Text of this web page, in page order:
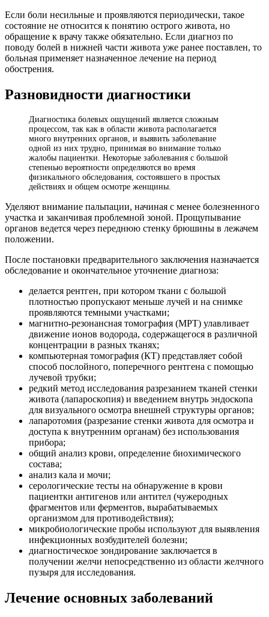
Если боли несильные и проявляются периодически, такое
состояние не относится к понятию острого живота, но
обращение к врачу также обязательно. Если диагноз по
поводу болей в нижней части живота уже ранее поставлен, то
больная применяет назначенное лечение на период
обострения.
Разновидности диагностики
Диагностика болевых ощущений является сложным
процессом, так как в области живота располагается
много внутренних органов, и выявить заболевание
одной из них трудно, принимая во внимание только
жалобы пациентки. Некоторые заболевания с большой
степенью вероятности определяются во время
физикального обследования, состоявшего в простых
действиях и общем осмотре женщины.
Уделяют внимание пальпации, начиная с менее болезненного
участка и заканчивая проблемной зоной. Прощупывание
органов ведется через переднюю стенку брюшины в лежачем
положении.
После постановки предварительного заключения назначается
обследование и окончательное уточнение диагноза:
делается рентген, при котором ткани с большой
плотностью пропускают меньше лучей и на снимке
проявляются темными участками;
магнитно-резонансная томография (МРТ) улавливает
движение ионов водорода, содержащегося в различной
концентрации в разных тканях;
компьютерная томография (КТ) представляет собой
способ послойного, поперечного рентгена с помощью
лучевой трубки;
редкий метод исследования разрезанием тканей стенки
живота (лапароскопия) и введением внутрь эндоскопа
для визуального осмотра внешней структуры органов;
лапаротомия (разрезание стенки живота для осмотра и
доступа к внутренним органам) без использования
прибора;
общий анализ крови, определение биохимического
состава;
анализ кала и мочи;
серологические тесты на обнаружение в крови
пациентки антигенов или антител (чужеродных
фрагментов или ферментов, вырабатываемых
организмом для противодействия);
микробиологические пробы используют для выявления
инфекционных возбудителей болезни;
диагностическое зондирование заключается в
получении желчи непосредственно из области желчного
пузыря для исследования.
Лечение основных заболеваний